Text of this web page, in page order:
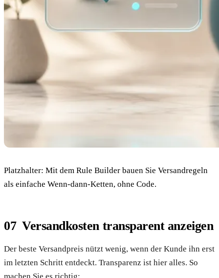
Platzhalter: Mit dem Rule Builder bauen Sie Versandregeln
als einfache Wenn-dann-Ketten, ohne Code.
Versandkosten transparent anzeigen
Der beste Versandpreis nützt wenig, wenn der Kunde ihn erst
im letzten Schritt entdeckt. Transparenz ist hier alles. So